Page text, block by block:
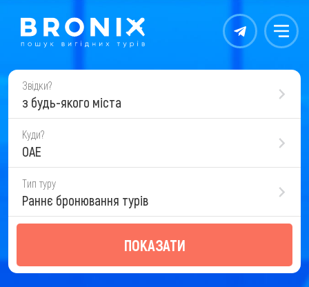
Контакты Меню
Звідки?
з будь-якого міста
Куди?
ОАЕ
Тип туру
Раннє бронювання турів
ПОКАЗАТИ